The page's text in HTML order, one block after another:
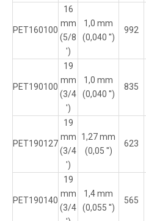
PET160100
16
mm
(5/8
')
1,0 mm
(0,040 '')
992
PET190100
19
mm
(3/4
')
1,0 mm
(0,040 '')
835
PET190127
19
mm
(3/4
')
1,27 mm
(0,05 '')
623
PET190140
19
mm
(3/4
1,4 mm
(0,055 '')
565